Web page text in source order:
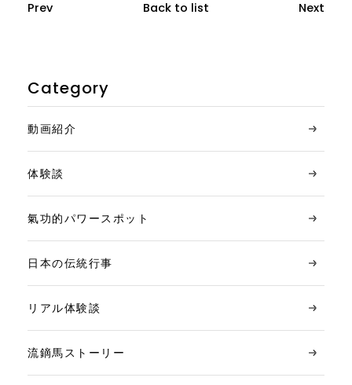
Prev Back to list Next
Category
動画紹介
体験談
氣功的パワースポット
日本の伝統行事
リアル体験談
流鏑馬ストーリー